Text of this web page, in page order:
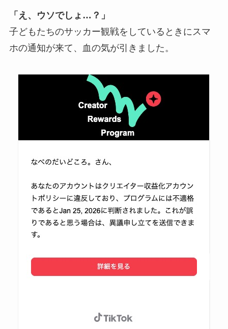
「え、ウソでしょ…？」
子どもたちのサッカー観戦をしているときにスマ
ホの通知が来て、血の気が引きました。